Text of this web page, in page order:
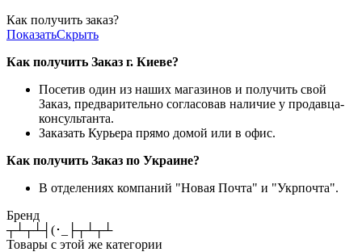
Как получить заказ?
ПоказатьСкрыть
Как получить Заказ г. Киеве?
Посетив один из наших магазинов и получить свой
Заказ, предварительно согласовав наличие у продавца-
консультанта.
Заказать Курьера прямо домой или в офис.
Как получить Заказ по Украине?
В отделениях компаний "Новая Почта" и "Укрпочта".
Бренд
┬┴┬┴┤(･_├┬┴┬┴
Товары с этой же категории